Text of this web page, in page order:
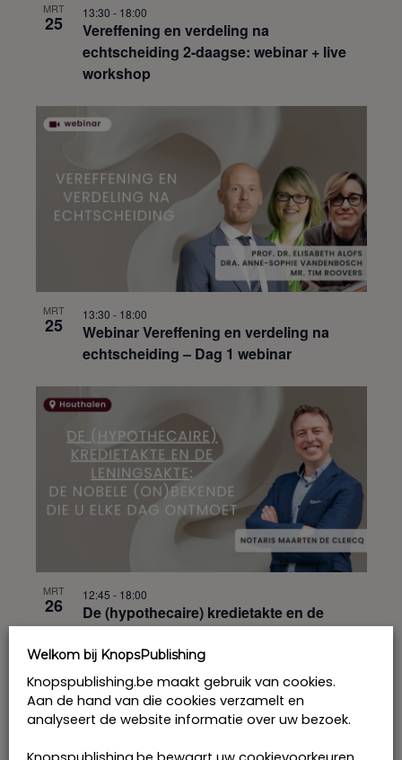
MRT
25
Vereffening en verdeling na
echtscheiding 2-daagse: webinar + live
workshop
13:30 - 18:00
MRT
25
Webinar Vereffening en verdeling na
echtscheiding – Dag 1 webinar
13:30 - 18:00
MRT
26
De (hypothecaire) kredietakte en de
u elke dag ontmoet
12:45 - 18:00
Welkom bij KnopsPublishing
Knopspublishing.be maakt gebruik van cookies.
Aan de hand van die cookies verzamelt en
analyseert de website informatie over uw bezoek.